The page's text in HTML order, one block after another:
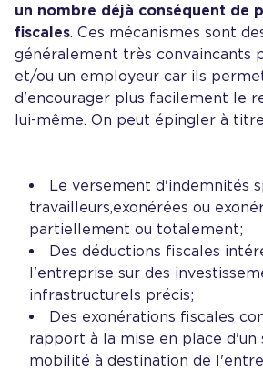
un nombre déjà conséquent de
fiscales. Ces mécanismes sont
généralement très convaincants
et/ou un employeur car ils
d'encourager plus facilement le
lui-même. On peut épingler à
Le versement d'indemnités
travailleurs, exonérées ou
partiellement ou totalement;
Des déductions fiscales
l'entreprise sur des
infrastructurels précis;
Des exonérations fiscales
rapport à la mise en place d'un
mobilité à destination de